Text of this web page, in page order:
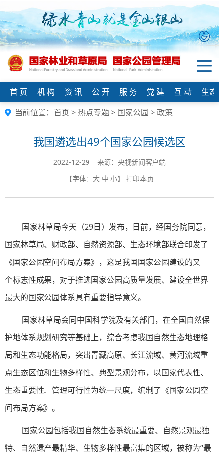
首 页 机 构 资 讯 公 开 服 务 党 建 互 动
生
当前位置： 首页 > 热点专题> 国家公园 >政策
我国遴选出49个国家公园候选区
2022-12-29 来源：​央视新闻客户端
【字体： 大 中 小】 打印本页
国家林草局今天（29日）发布，日前，经国务院同意，
国家林草局、财政部、自然资源部、生态环境部联合印发了
《国家公园空间布局方案》，这是我国国家公园建设的又一
个标志性成果，对于推进国家公园高质量发展、建设全世界
最大的国家公园体系具有重要指导意义。
国家林草局会同中国科学院及有关部门，在全国自然保
护地体系规划研究等基础上，综合考虑我国自然生态地理格
局和生态功能格局，突出青藏高原、长江流域、黄河流域重
点生态区位和生物多样性、典型景观分布，以国家代表性、
生态重要性、管理可行性为统一尺度，编制了《国家公园空
间布局方案》。
国家公园包括我国自然生态系统最重要、自然景观最独
特、自然遗产最精华、生物多样性最富集的区域，被称为“最